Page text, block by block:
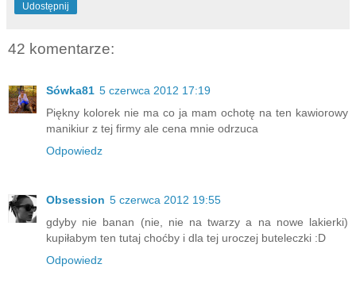
Udostępnij
42 komentarze:
Sówka81 5 czerwca 2012 17:19
Piękny kolorek nie ma co ja mam ochotę na ten kawiorowy
manikiur z tej firmy ale cena mnie odrzuca
Odpowiedz
Obsession 5 czerwca 2012 19:55
gdyby nie banan (nie, nie na twarzy a na nowe lakierki)
kupiłabym ten tutaj choćby i dla tej uroczej buteleczki :D
Odpowiedz